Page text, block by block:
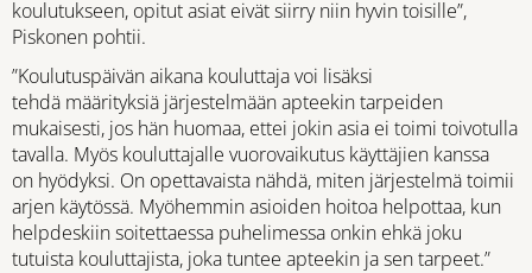
koulutukseen, opitut asiat eivät siirry niin hyvin toisille”,
Piskonen pohtii.
”Koulutuspäivän aikana kouluttaja voi lisäksi
tehdä määrityksiä järjestelmään apteekin tarpeiden
mukaisesti, jos hän huomaa, ettei jokin asia ei toimi toivotulla
tavalla. Myös kouluttajalle vuorovaikutus käyttäjien kanssa
on hyödyksi. On opettavaista nähdä, miten järjestelmä toimii
arjen käytössä. Myöhemmin asioiden hoitoa helpottaa, kun
helpdeskiin soitettaessa puhelimessa onkin ehkä joku
tutuista kouluttajista, joka tuntee apteekin ja sen tarpeet.”